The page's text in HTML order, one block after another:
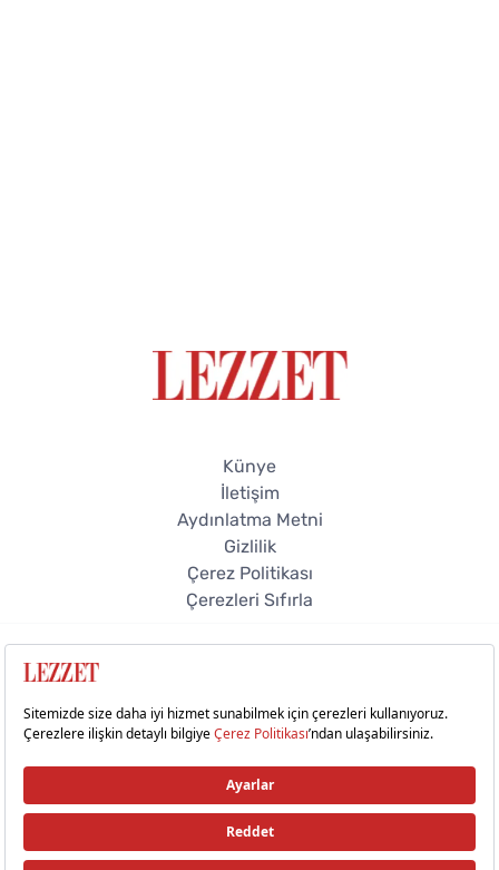
Künye
İletişim
Aydınlatma Metni
Gizlilik
Çerez Politikası
Çerezleri Sıfırla
© 2026 Lezzet Online. Tüm hakları saklıdır.